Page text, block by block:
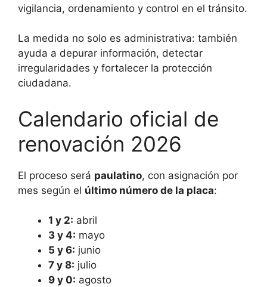
vigilancia, ordenamiento y control en el tránsito.
La medida no solo es administrativa: también
ayuda a depurar información, detectar
irregularidades y fortalecer la protección
ciudadana.
Calendario oficial de
renovación 2026
El proceso será paulatino, con asignación por
mes según el último número de la placa:
1 y 2: abril
3 y 4: mayo
5 y 6: junio
7 y 8: julio
9 y 0: agosto